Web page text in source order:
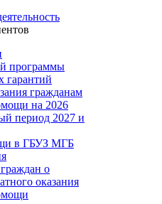
программы
гарантий
гражданам
на 2026
период 2027 и
в ГБУЗ МГБ
о
оказания